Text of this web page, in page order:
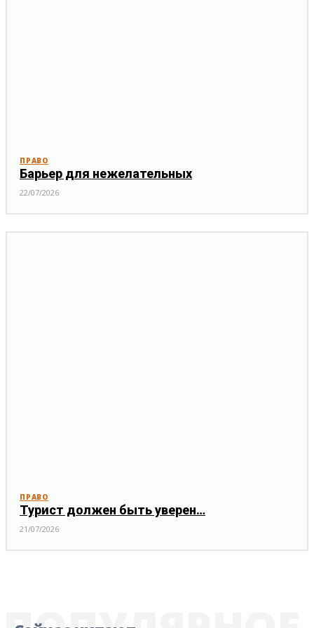
ПРАВО
Барьер для нежелательных
22/07/2026
ПРАВО
Турист должен быть уверен…
21/07/2026